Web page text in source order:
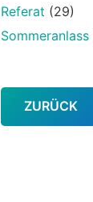
Referat (29)
Sommeranlass
ZURÜCK